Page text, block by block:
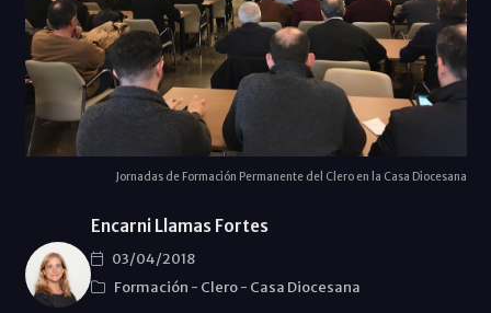
Jornadas de Formación Permanente del Clero en la Casa Diocesana
Encarni Llamas Fortes
03/04/2018
Formación - Clero- Casa Diocesana